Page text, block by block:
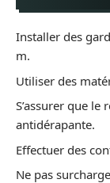
Installer des
m.
Utiliser des
S’assurer que
antidérapante.
Effectuer des
Ne pas